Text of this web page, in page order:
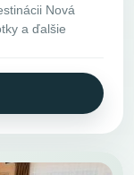
Nová
a ďalšie